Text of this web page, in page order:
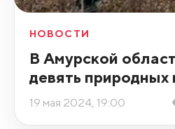
НОВОСТИ
В Амурской
девять
19 мая 2024, 19:00